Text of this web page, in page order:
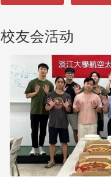
校友会活动